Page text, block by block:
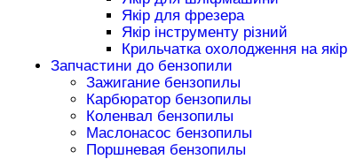
Якір для фрезера
Якір інструменту різний
Крильчатка охолодження на якір
Запчастини до бензопили
Зажигание бензопилы
Карбюратор бензопилы
Коленвал бензопилы
Маслонасос бензопилы
Поршневая бензопилы